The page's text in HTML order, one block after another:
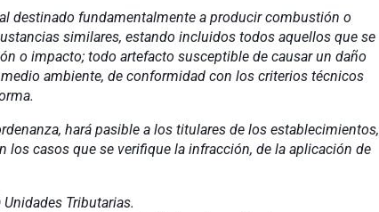
destinado fundamentalmente a producir combustión o
similares, estando incluidos todos aquellos que se
o impacto; todo artefacto susceptible de causar un daño
ambiente, de conformidad con los criterios técnicos
hará pasible a los titulares de los establecimientos,
casos que se verifique la infracción, de la aplicación de
Tributarias.